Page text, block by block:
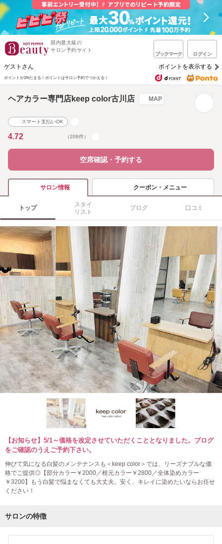
国内最大級の
サロン予約サイト
ブックマーク ログイン
ゲストさん ポイントを表示する
ポイントが1%たまる！ ポイントはサロン予約でつかえる！
ヘアカラー専門店keep color古川店 MAP
スマート支払いOK
4.72 （208件）
空席確認・予約する
サロン情報 クーポン・メニュー
トップ
スタイ
リスト
ブログ 口コミ
【お知らせ】5/1～価格を改定させていただくこととなりました。ブログ
をご確認のうえご予約下さい。
伸びて気になる白髪のメンテナンスも＜keep color＞では、リーズナブルな価
格でご提供◎【部分カラー￥2000／根元カラー￥2800／全体染めカラー
￥3200】もう白髪で悩まなくても大丈夫。安く、キレイに染めたいならお任せ
ください！
サロンの特徴